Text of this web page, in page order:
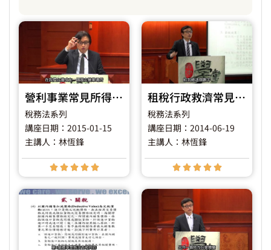
營利事業常見所得稅及營業稅實務問題之介紹
稅務法系列
講座日期：2015-01-15
主講人：林恆鋒
    
租稅行政救濟常見實務問題之介紹
稅務法系列
講座日期：2014-06-19
主講人：林恆鋒
    